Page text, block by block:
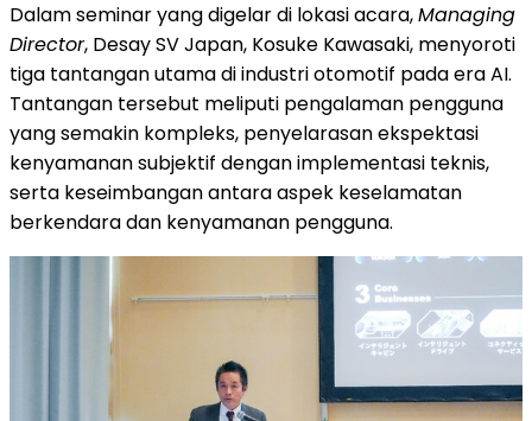
Dalam seminar yang digelar di lokasi acara,Managing
Director, Desay SV Japan, Kosuke Kawasaki, menyoroti
tiga tantangan utama di industri otomotif pada era AI.
Tantangan tersebut meliputi pengalaman pengguna
yang semakin kompleks, penyelarasan ekspektasi
kenyamanan subjektif dengan implementasi teknis,
serta keseimbangan antara aspek keselamatan
berkendara dan kenyamanan pengguna.